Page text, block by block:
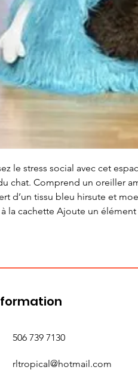
le stress social avec cet
chat. Comprend un oreiller
d’un tissu bleu hirsute et
la cachette Ajoute un
506 739 7130
rltropical@hotmail.com